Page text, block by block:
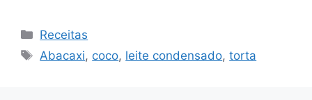
Categorias
Receitas
Tags
Abacaxi, coco, leite condensado,torta